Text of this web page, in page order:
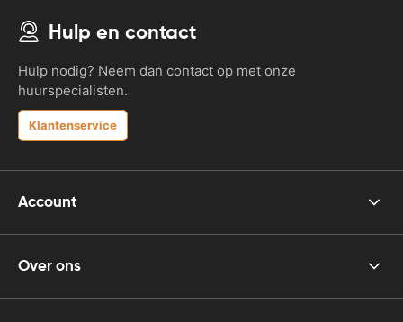
Hulp en contact
Hulp nodig? Neem dan contact op met onze
huurspecialisten.
Klantenservice
Account
Over ons